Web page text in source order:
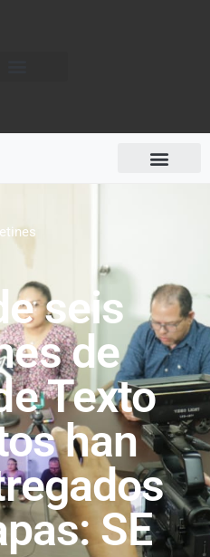
seis
de
Texto
han
SE